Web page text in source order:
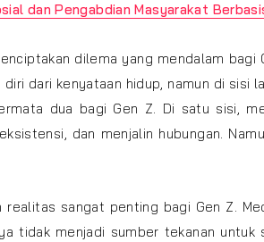
dan Pengabdian Masyarakat
dilema yang mendalam bagi
dari kenyataan hidup, namun di sisi
dua bagi Gen Z. Di satu sisi,
dan menjalin hubungan.
sangat penting bagi Gen Z.
tidak menjadi sumber tekanan untuk